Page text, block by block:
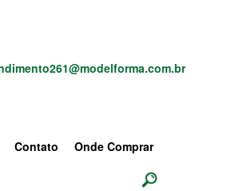
Contato Onde Comprar